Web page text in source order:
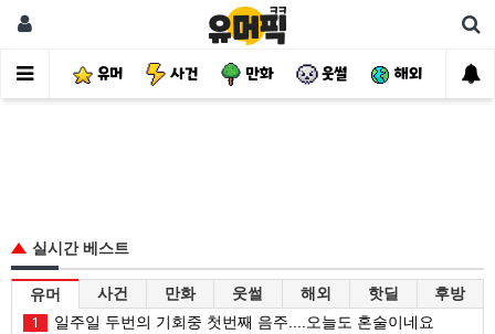
유머 사건 만화 웃썰 해외 핫
실시간 베스트
유머 사건 만화 웃썰 해외 핫딜 후방
1 일주일 두번의 기회중 첫번째 음주....오늘도 혼술이네요